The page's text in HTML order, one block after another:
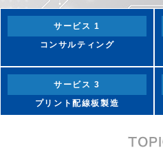
サービス 1
コンサルティング
サービス 3
プリント配線板製造